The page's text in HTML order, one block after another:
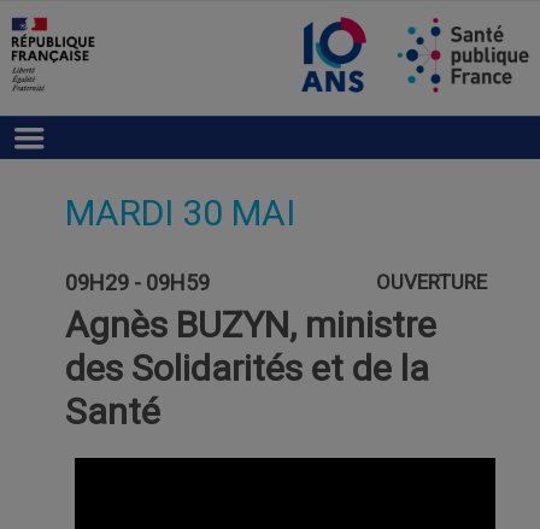
MARDI 30 MAI
09H29 - 09H59 OUVERTURE
Agnès BUZYN, ministre
des Solidarités et de la
Santé